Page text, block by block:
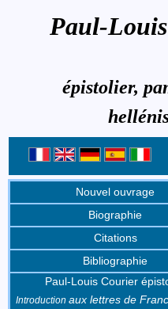
Paul-
épistolier,
Nouvel ouvrage
Biographie
Citations
Bibliographie
Paul-Louis Courier
Introduction aux lettres de